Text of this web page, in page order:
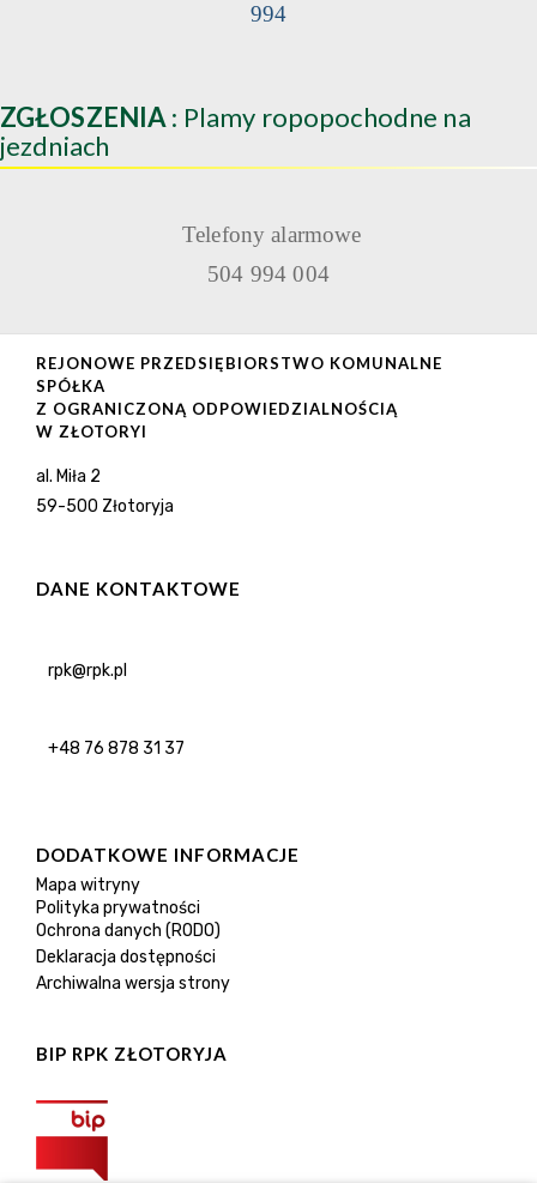
994
ZGŁOSZENIA : Plamy ropopochodne na
jezdniach
Telefony alarmowe
504 994 004
REJONOWE PRZEDSIĘBIORSTWO KOMUNALNE
SPÓŁKA
Z OGRANICZONĄ ODPOWIEDZIALNOŚCIĄ
W ZŁOTORYI
al. Miła 2
59-500 Złotoryja
DANE KONTAKTOWE
rpk@rpk.pl
+48 76 878 31 37
DODATKOWE INFORMACJE
Mapa witryny
Polityka prywatności
Ochrona danych (RODO)
Deklaracja dostępności
Archiwalna wersja strony
BIP RPK ZŁOTORYJA